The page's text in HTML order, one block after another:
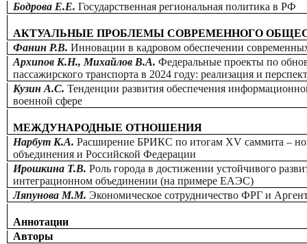
Бодрова Е.Е. Государственная региональная политика в РФ
АКТУАЛЬНЫЕ ПРОБЛЕМЫ СОВРЕМЕННОГО
Фанин Р.В. Инновации в кадровом обеспечении
Архипов К.Н., Михайлов В.А. Федеральные проекты по
пассажирского транспорта в 2024 году: реализация и
Кузин А.С. Тенденции развития обеспечения
военной сфере
МЕЖДУНАРОДНЫЕ ОТНОШЕНИЯ
Нарбут К.А. Расширение БРИКС по итогам ХV саммита –
объединения и Российской Федерации
Ирошкина Т.В. Роль города в достижении устойчивого
интеграционном объединении (на примере ЕАЭС)
Ляпунова М.М. Экономическое сотрудничество ФРГ и
Аннотации
Авторы